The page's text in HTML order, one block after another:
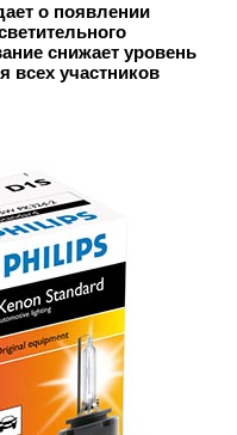
о появлении
снижает уровень
всех участников